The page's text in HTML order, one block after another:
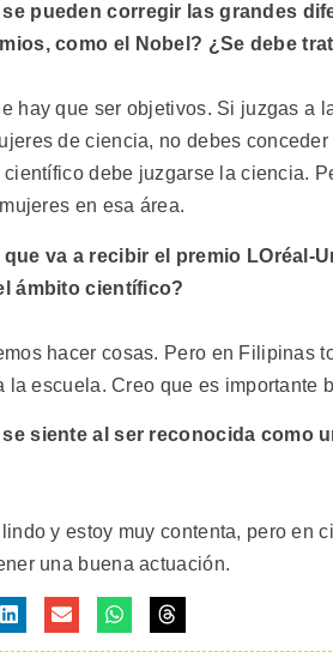
se pueden corregir las grandes
como el Nobel? ¿Se debe
hay que ser objetivos. Si juzgas a
de ciencia, no debes
debe juzgarse la ciencia.
en esa área.
que va a recibir el premio
ámbito científico?
hacer cosas. Pero en Filipinas
la escuela. Creo que es importante
se siente al ser reconocida como
lindo y estoy muy contenta, pero en
una buena actuación.